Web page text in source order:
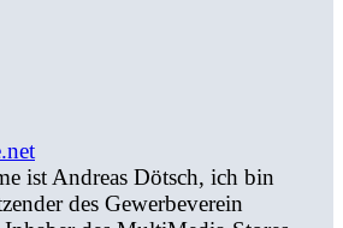
ist Andreas Dötsch, ich bin
des Gewerbeverein